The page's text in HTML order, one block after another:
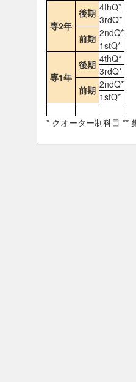
専2年
後期 4thQ*
3rdQ*
前期 2ndQ*
1stQ*
専1年
後期 4thQ*
3rdQ*
前期 2ndQ*
1stQ*
* クオーター制科目 **